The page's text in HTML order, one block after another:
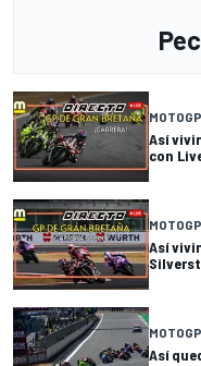
MOTOGP
Así
con
MOTOGP
Así
MOTOGP
Así